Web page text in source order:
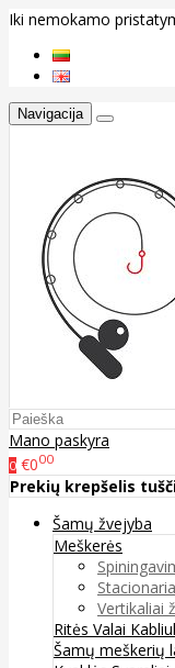
Iki nemokamo
Navigacija
Mano paskyra
0 €000
Prekių krepšelis
Šamų žvejyba
Meškerės
Vertikaliai
Ritės Valai
Šamų meškerių